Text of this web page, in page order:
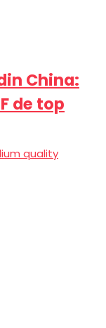
China:
de top